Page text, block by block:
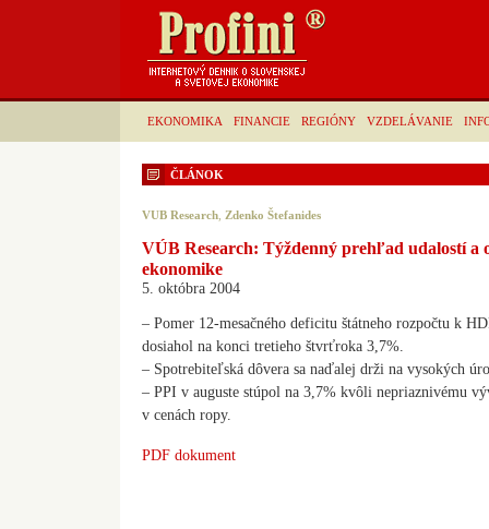
EKONOMIKA FINANCIE REGIÓNY VZDELÁVANIE
ČLÁNOK
VUB Research Zdenko Štefanides
VÚB Research: Týždenný prehľad udalostí a
ekonomike
5. októbra 2004
– Pomer 12-mesačného deficitu štátneho rozpočtu k
dosiahol na konci tretieho štvrťroka 3,7%.
– Spotrebiteľská dôvera sa naďalej drži na vysokých
– PPI v auguste stúpol na 3,7% kvôli nepriaznivému
v cenách ropy.
PDF dokument